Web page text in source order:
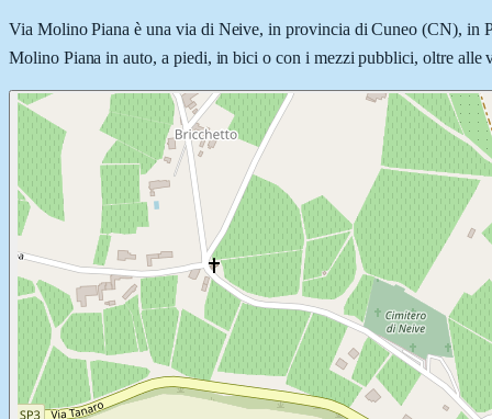
Via Molino Piana è una via di Neive, in provincia di Cuneo (CN), in
Molino Piana in auto, a piedi, in bici o con i mezzi pubblici, oltre alle